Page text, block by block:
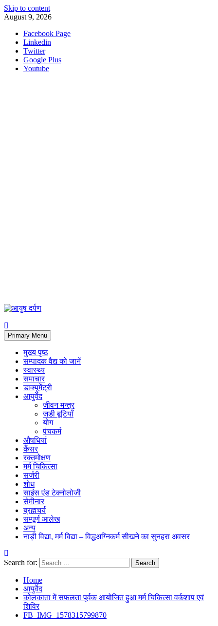
Skip to content
August 9, 2026
Facebook Page
Linkedin
Twitter
Google Plus
Youtube
Primary Menu
मुख्य पृष्ठ
सम्पादक वैद्य को जानें
स्वास्थ्य
समाचार
डाक्यूमेंट्री
आयुर्वेद
जीवन मन्त्र
जडी बूटियाँ
योग
पंचकर्म
औषधियां
कैंसर
रक्तमोक्षण
मर्म चिकित्सा
सर्जरी
शोध
साइंस एंड टेक्नोलोजी
सेमीनार
ब्रह्मचर्य
सम्पूर्ण आलेख
अन्य
नाड़ी विद्या, मर्म विद्या – विद्धअग्निकर्म सीखने का सुनहरा अवसर
Search for:
Home
आयुर्वेद
कोलकाता में सफलता पूर्वक आयोजित हुआ मर्म चिकित्सा वर्कशाप एवं
शिविर
FB_IMG_1578315799870